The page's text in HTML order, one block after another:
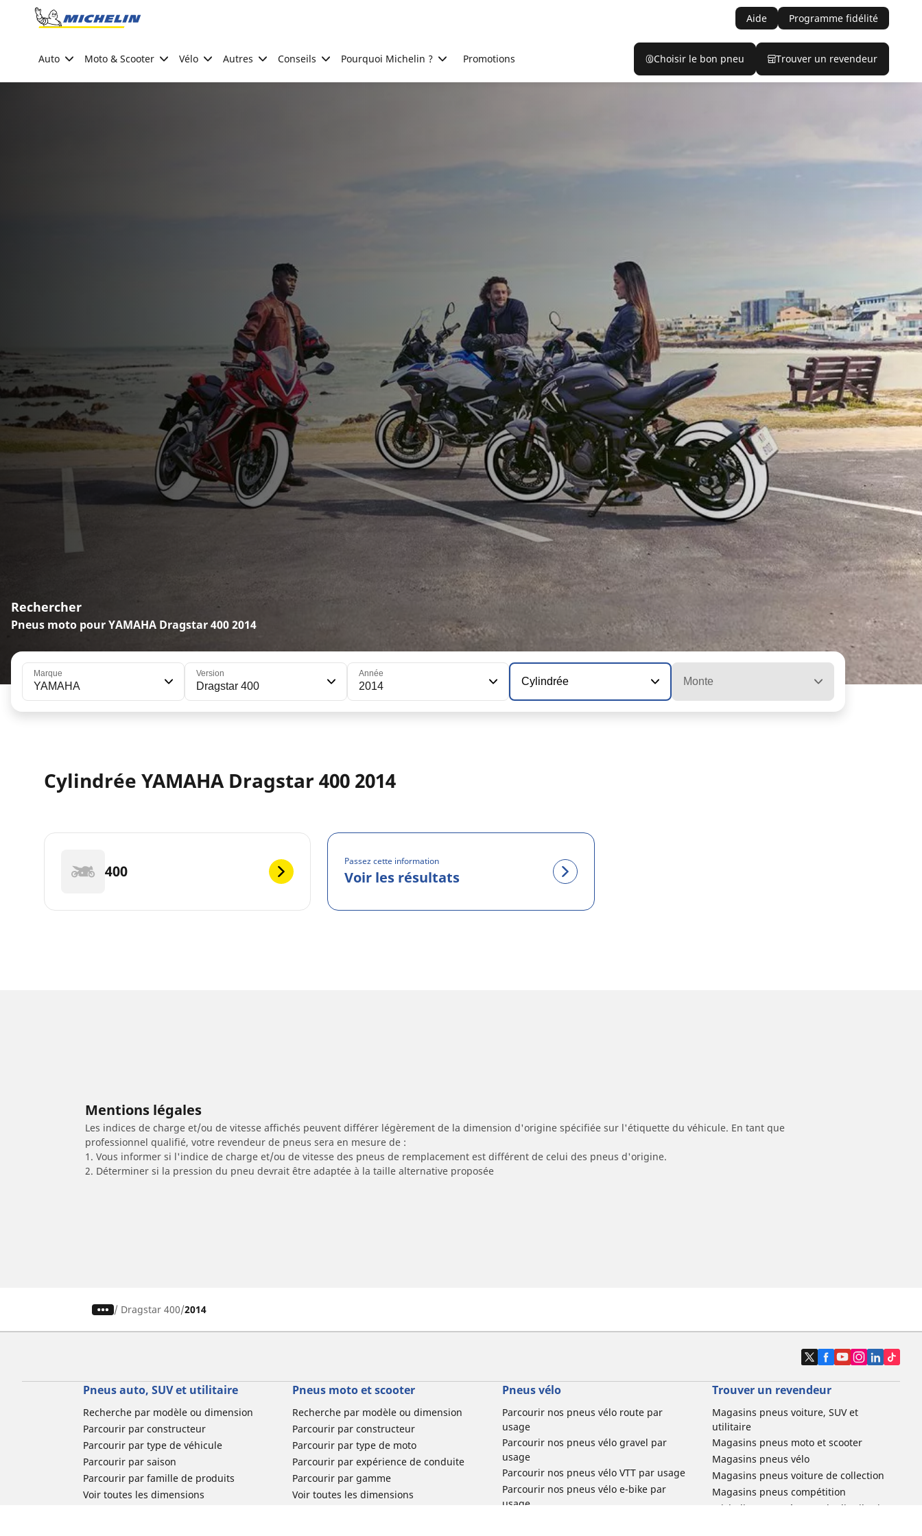
Go to page content
Aide Programme fidélité
Auto Moto & Scooter Vélo Autres Conseils Pourquoi Michelin ? Promotions Choisir le bon pneu Trouver un revendeur
Rechercher
Pneus moto pour YAMAHA Dragstar 400 2014
Marque
YAMAHA
Version
Dragstar 400
Année
2014 Cylindrée Monte
Cylindrée YAMAHA Dragstar 400 2014
400
Passez cette information
Voir les résultats
Mentions légales
Les indices de charge et/ou de vitesse affichés peuvent différer légèrement de la dimension d'origine spécifiée sur l'étiquette du véhicule. En tant que
professionnel qualifié, votre revendeur de pneus sera en mesure de :
1. Vous informer si l'indice de charge et/ou de vitesse des pneus de remplacement est différent de celui des pneus d'origine.
2. Déterminer si la pression du pneu devrait être adaptée à la taille alternative proposée
/ Dragstar 400 2014
Pneus auto, SUV et utilitaire
Recherche par modèle ou dimension
Parcourir par constructeur
Parcourir par type de véhicule
Parcourir par saison
Parcourir par famille de produits
Voir toutes les dimensions
Pneus moto et scooter
Recherche par modèle ou dimension
Parcourir par constructeur
Parcourir par type de moto
Parcourir par expérience de conduite
Parcourir par gamme
Voir toutes les dimensions
Pneus vélo
Parcourir nos pneus vélo route par
usage
Parcourir nos pneus vélo gravel par
usage
Parcourir nos pneus vélo VTT par usage
Parcourir nos pneus vélo e-bike par
usage
Trouver un revendeur
Magasins pneus voiture, SUV et
utilitaire
Magasins pneus moto et scooter
Magasins pneus vélo
Magasins pneus voiture de collection
Magasins pneus compétition
Michelin et ses réseaux de distribution